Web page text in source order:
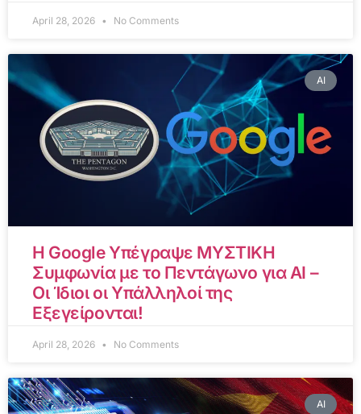
April 28, 2026 No Comments
AI
Η Google Υπέγραψε ΜΥΣΤΙΚΗ
Συμφωνία με το Πεντάγωνο για AI –
Οι Ίδιοι οι Υπάλληλοί της
Εξεγείρονται!
April 28, 2026 No Comments
AI